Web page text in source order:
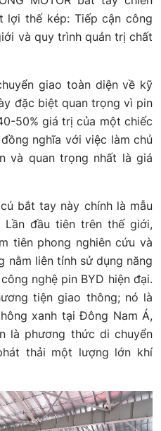
lợi thế kép: Tiếp cận công
và quy trình quản trị chất
giao toàn diện về kỹ
đặc biệt quan trọng vì pin
50% giá trị của một chiếc
nghĩa với việc làm chủ
và quan trọng nhất là giá
bắt tay này chính là mẫu
Lần đầu tiên trên thế giới,
tiên phong nghiên cứu và
nằm liên tỉnh sử dụng năng
nghệ pin BYD hiện đại.
tiện giao thông; nó là
xanh tại Đông Nam Á,
là phương thức di chuyển
thải một lượng lớn khí